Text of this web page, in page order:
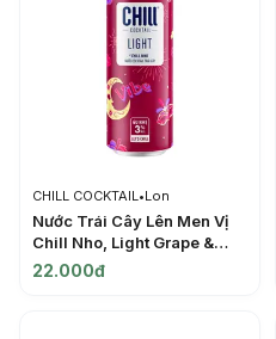
CHILL COCKTAIL•Lon
Nước Trái Cây Lên Men Vị
Chill Nho, Light Grape &
Rum, 3% (330ml) - CHILL
22.000đ